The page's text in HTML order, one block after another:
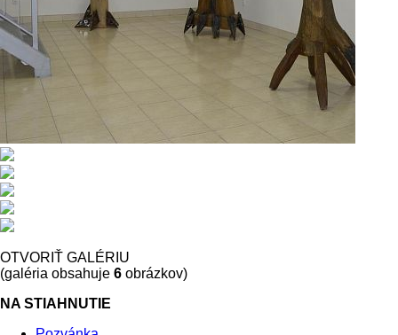
OTVORIŤ GALÉRIU
(galéria obsahuje 6 obrázkov)
NA STIAHNUTIE